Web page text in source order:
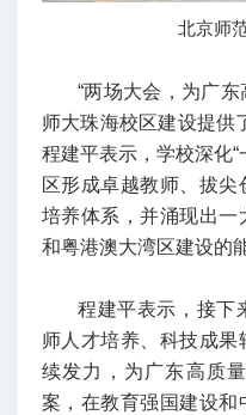
北京师
“两场大会，为广
师大珠海校区建设提供
程建平表示，学校深化
区形成卓越教师、拔
培养体系，并涌现出一
和粤港澳大湾区建设的
程建平表示，接下
师人才培养、科技成
续发力，为广东高质
案，在教育强国建设和